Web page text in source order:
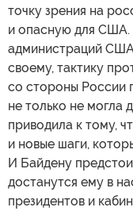
точку зрения на
и опасную для США.
администраций США
своему, тактику
со стороны России
не только не могла
приводила к тому,
и новые шаги,
И Байдену
достанутся ему в
президентов и